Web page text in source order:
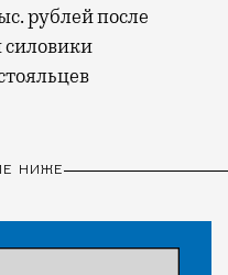
рублей после
силовики
НИЖЕ